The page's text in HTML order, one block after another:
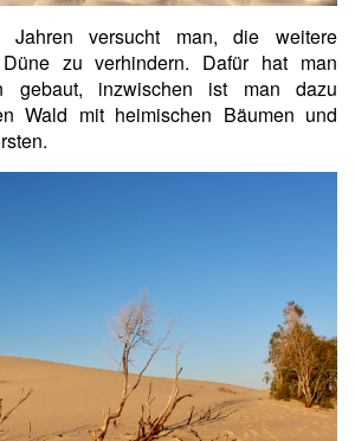
versucht man, die weitere
zu verhindern. Dafür hat man
gebaut, inzwischen ist man dazu
Wald mit heimischen Bäumen und